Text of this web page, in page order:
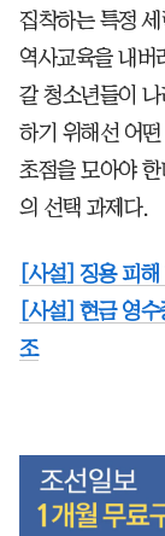
집착하는 특정
역사교육을 내버
갈 청소년들이
하기 위해선 어
초점을 모아야
의 선택 과제다.
[사설] 징용 피
[사설] 현금 영
조